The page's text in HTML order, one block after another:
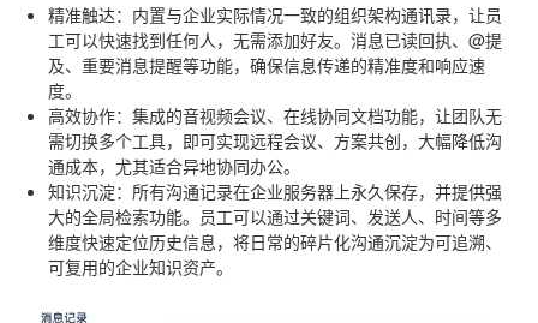
精准触达：内置与企业实际情况一致的组织架构通讯录，让员
工可以快速找到任何人，无需添加好友。消息已读回执、@提
及、重要消息提醒等功能，确保信息传递的精准度和响应速
度。
高效协作：集成的音视频会议、在线协同文档功能，让团队无
需切换多个工具，即可实现远程会议、方案共创，大幅降低沟
通成本，尤其适合异地协同办公。
知识沉淀：所有沟通记录在企业服务器上永久保存，并提供强
大的全局检索功能。员工可以通过关键词、发送人、时间等多
维度快速定位历史信息，将日常的碎片化沟通沉淀为可追溯、
可复用的企业知识资产。